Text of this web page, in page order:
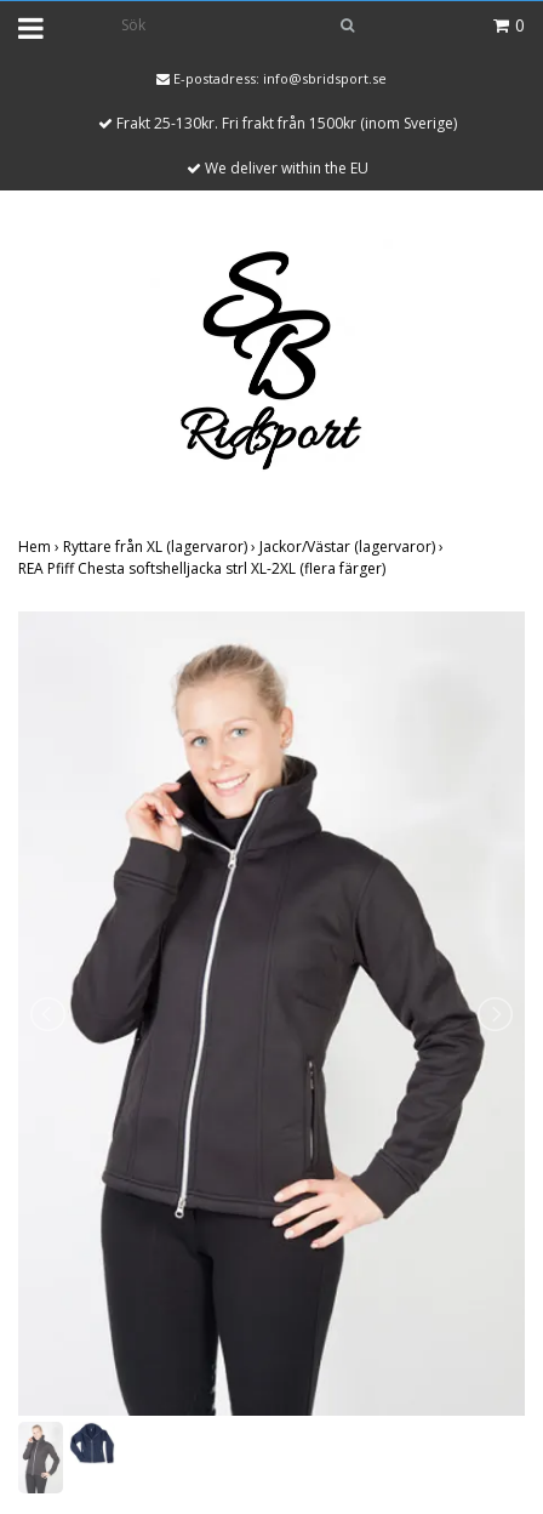
0
E-postadress: info@sbridsport.se
Frakt 25-130kr. Fri frakt från 1500kr (inom Sverige)
We deliver within the EU
Hem › Ryttare från XL (lagervaror)› Jackor/Västar (lagervaror)›
REA Pfiff Chesta softshelljacka strl XL-2XL (flera färger)